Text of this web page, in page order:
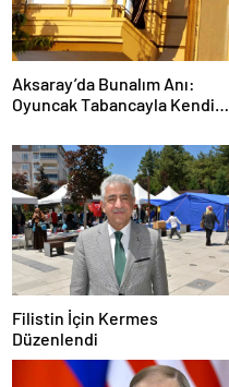
Aksaray’da Bunalım Anı:
Oyuncak Tabancayla Kendine
Filistin İçin Kermes
Düzenlendi